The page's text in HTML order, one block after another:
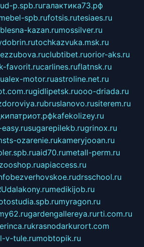
d-p.spb.ruгалактика73.рф
spb.rufotsis.rutesiaes.ru
blesna-kazan.rumossilver.ru
tochkazvuka.msk.ru
clubtibet.ruorior-aks.ru
favorit.rucarlines.ruflatnsk.ru
alex-motor.ruastroline.net.ru
gidlipetsk.ruooo-driada.ru
bruslanovo.rusiterem.ru
kafekolizey.ru
sugarepilekb.rugrinox.ru
ozarenie.rukameryjooan.ru
aid70.rumetall-perm.ru
apiaccess.ru
bezverhovskoe.rudrsschool.ru
dalakony.rumedikijob.ru
myragon.ru
gardengallereya.rurti.com.ru
krasnodarkurort.com
v-tule.rumobtopik.ru